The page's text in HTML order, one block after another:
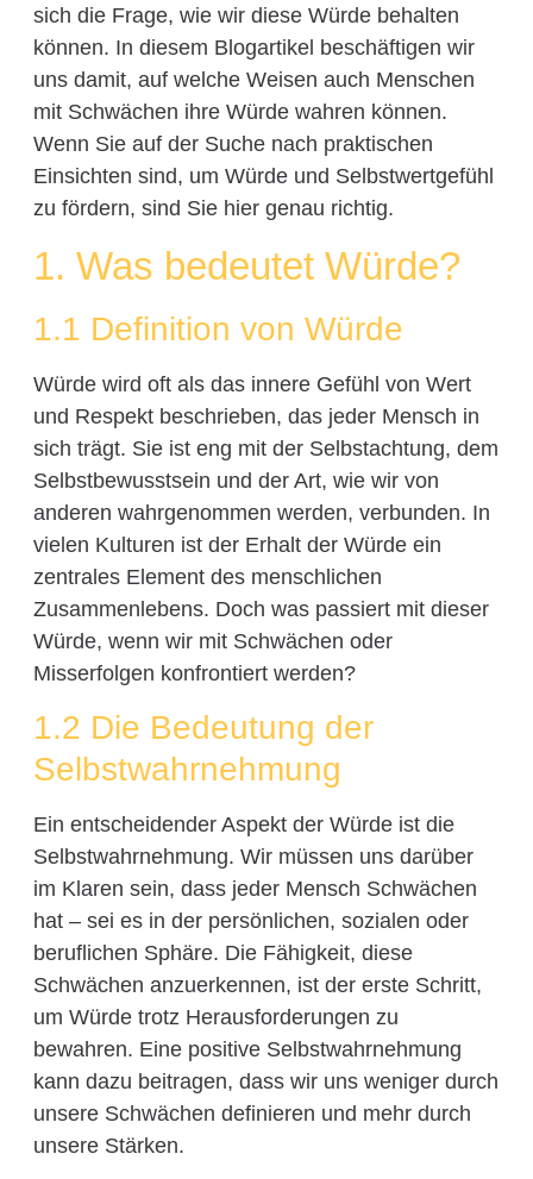
sich die Frage, wie wir diese Würde behalten
können. In diesem Blogartikel beschäftigen wir
uns damit, auf welche Weisen auch Menschen
mit Schwächen ihre Würde wahren können.
Wenn Sie auf der Suche nach praktischen
Einsichten sind, um Würde und Selbstwertgefühl
zu fördern, sind Sie hier genau richtig.
1. Was bedeutet Würde?
1.1 Definition von Würde
Würde wird oft als das innere Gefühl von Wert
und Respekt beschrieben, das jeder Mensch in
sich trägt. Sie ist eng mit der Selbstachtung, dem
Selbstbewusstsein und der Art, wie wir von
anderen wahrgenommen werden, verbunden. In
vielen Kulturen ist der Erhalt der Würde ein
zentrales Element des menschlichen
Zusammenlebens. Doch was passiert mit dieser
Würde, wenn wir mit Schwächen oder
Misserfolgen konfrontiert werden?
1.2 Die Bedeutung der
Selbstwahrnehmung
Ein entscheidender Aspekt der Würde ist die
Selbstwahrnehmung. Wir müssen uns darüber
im Klaren sein, dass jeder Mensch Schwächen
hat – sei es in der persönlichen, sozialen oder
beruflichen Sphäre. Die Fähigkeit, diese
Schwächen anzuerkennen, ist der erste Schritt,
um Würde trotz Herausforderungen zu
bewahren. Eine positive Selbstwahrnehmung
kann dazu beitragen, dass wir uns weniger durch
unsere Schwächen definieren und mehr durch
unsere Stärken.